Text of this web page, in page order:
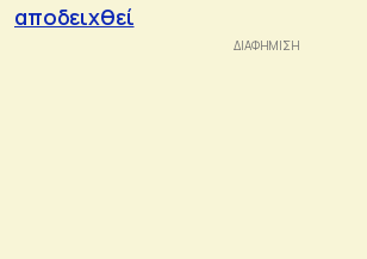
αποδειχθεί